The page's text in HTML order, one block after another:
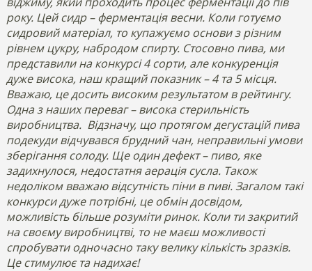
року. Цей сидр – ферментація весни. Коли готуємо
сидровий матеріал, то купажуємо основи з різним
рівнем цукру, набродом спирту. Стосовно пива, ми
представили на конкурсі 4 сорти, але конкуренція
дуже висока, наш кращий показник – 4 та 5 місця.
Вважаю, це досить високим результатом в рейтингу.
Одна з наших переваг – висока стерильність
виробництва. Відзначу, що протягом дегустацій пива
подекуди відчувався брудний чан, неправильні умови
зберігання солоду. Ще один дефект – пиво, яке
задихнулося, недостатня аерація сусла. Також
недоліком вважаю відсутність піни в пиві. Загалом такі
конкурси дуже потрібні, це обмін досвідом,
можливість більше розуміти ринок. Коли ти закритий
на своєму виробництві, то не маєш можливості
спробувати одночасно таку велику кількість зразків.
Це стимулює та надихає!